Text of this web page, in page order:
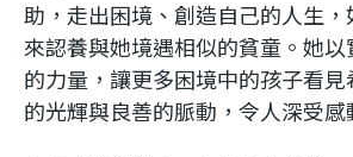
助，走出困境、創造自己的人生
來認養與她境遇相似的貧童。她
的力量，讓更多困境中的孩子看
的光輝與良善的脈動，令人深受感